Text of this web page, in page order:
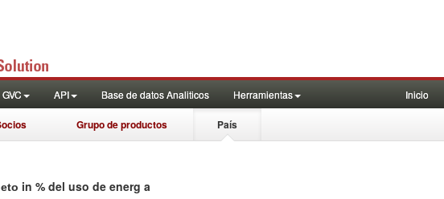
GVC API Base de datos Analiticos Herramientas Inicio
Grupo de productos País
in % del uso de energ a